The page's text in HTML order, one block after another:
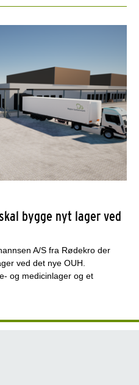
bygge nyt lager ved
A/S fra Rødekro der
ved det nye OUH.
og medicinlager og et